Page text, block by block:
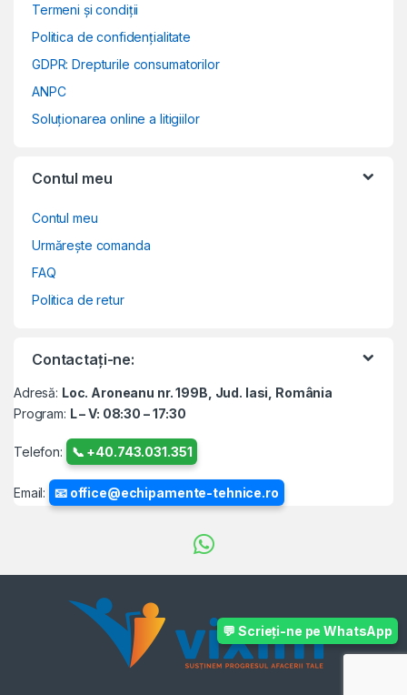
💬 Scrieți-ne pe WhatsApp
Termeni și condiții
Politica de confidențialitate
GDPR: Drepturile consumatorilor
ANPC
Soluționarea online a litigiilor
Contul meu
Contul meu
Urmărește comanda
FAQ
Politica de retur
Contactați-ne:
Adresă: Loc. Aroneanu nr. 199B, Jud. Iasi, România
Program: L – V: 08:30 – 17:30
Telefon: 📞 +40.743.031.351
Email: 📧 office@echipamente-tehnice.ro